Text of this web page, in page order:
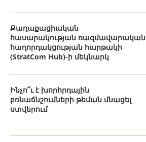
Քաղաքացիական
հասարակության ռազմավարական
հաղորդակցության հարթակի
(StratCom Hub)-ի մեկնարկ
Ինչո՞ւ է խորհրդային
բռնաճնշումների թեման մնացել
ստվերում